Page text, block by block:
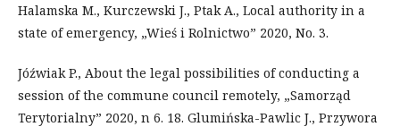
Halamska M., Kurczewski J., Ptak A., Local authority in a
state of emergency, „Wieś i Rolnictwo” 2020, No. 3.
Jóźwiak P., About the legal possibilities of conducting a
session of the commune council remotely, „Samorząd
Terytorialny” 2020, n 6. 18. Glumińska-Pawlic J., Przywora